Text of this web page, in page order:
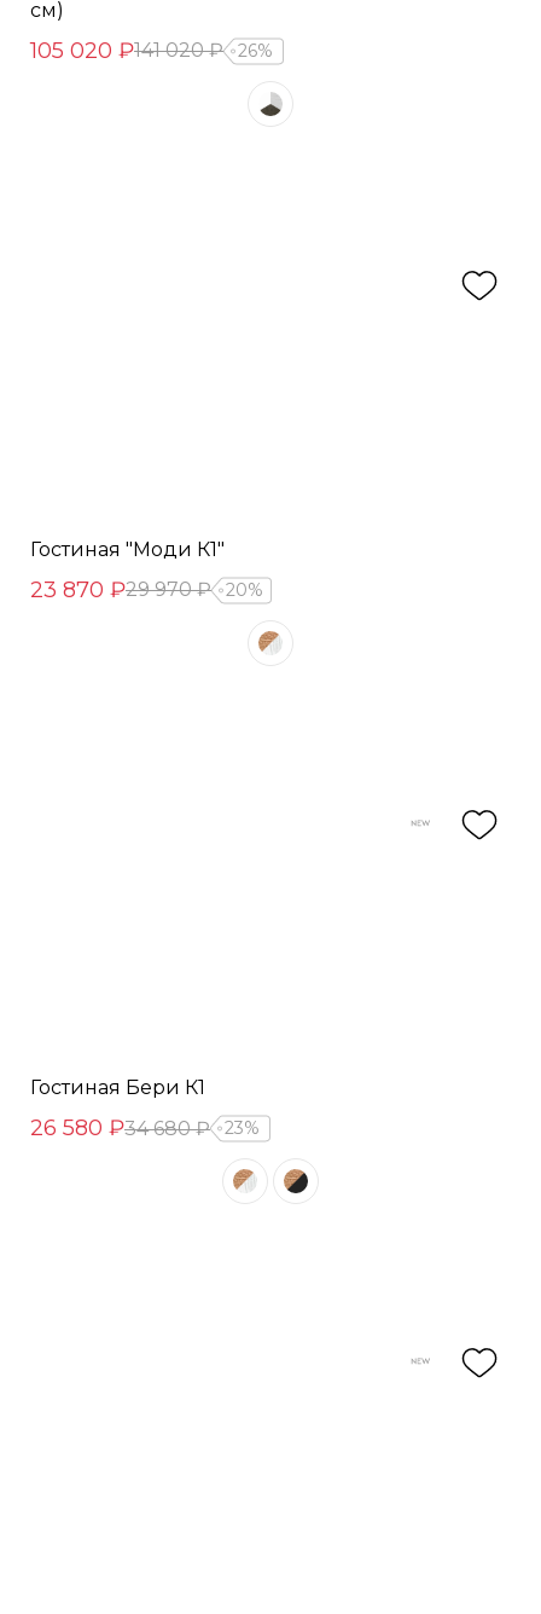
см)
105 020 ₽141 020 ₽ 26%
Гостиная "Моди К1"
23 870 ₽29 970 ₽ 20%
Гостиная Бери К1
26 580 ₽34 680 ₽ 23%